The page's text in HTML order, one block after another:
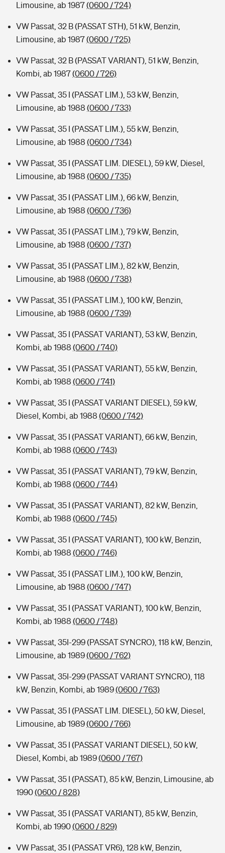
Limousine, ab 1987(0600 / 724)
VW Passat, 32 B (PASSAT STH), 51 kW, Benzin,
Limousine, ab 1987(0600 / 725)
VW Passat, 32 B (PASSAT VARIANT), 51 kW, Benzin,
Kombi, ab 1987(0600 / 726)
VW Passat, 35 I (PASSAT LIM.), 53 kW, Benzin,
Limousine, ab 1988 (0600 / 733)
VW Passat, 35 I (PASSAT LIM.), 55 kW, Benzin,
Limousine, ab 1988 (0600 / 734)
VW Passat, 35 I (PASSAT LIM. DIESEL), 59 kW, Diesel,
Limousine, ab 1988 (0600 / 735)
VW Passat, 35 I (PASSAT LIM.), 66 kW, Benzin,
Limousine, ab 1988 (0600 / 736)
VW Passat, 35 I (PASSAT LIM.), 79 kW, Benzin,
Limousine, ab 1988 (0600 / 737)
VW Passat, 35 I (PASSAT LIM.), 82 kW, Benzin,
Limousine, ab 1988 (0600 / 738)
VW Passat, 35 I (PASSAT LIM.), 100 kW, Benzin,
Limousine, ab 1988 (0600 / 739)
VW Passat, 35 I (PASSAT VARIANT), 53 kW, Benzin,
Kombi, ab 1988 (0600 / 740)
VW Passat, 35 I (PASSAT VARIANT), 55 kW, Benzin,
Kombi, ab 1988 (0600 / 741)
VW Passat, 35 I (PASSAT VARIANT DIESEL), 59 kW,
Diesel, Kombi, ab 1988 (0600 / 742)
VW Passat, 35 I (PASSAT VARIANT), 66 kW, Benzin,
Kombi, ab 1988 (0600 / 743)
VW Passat, 35 I (PASSAT VARIANT), 79 kW, Benzin,
Kombi, ab 1988 (0600 / 744)
VW Passat, 35 I (PASSAT VARIANT), 82 kW, Benzin,
Kombi, ab 1988 (0600 / 745)
VW Passat, 35 I (PASSAT VARIANT), 100 kW, Benzin,
Kombi, ab 1988 (0600 / 746)
VW Passat, 35 I (PASSAT LIM.), 100 kW, Benzin,
Limousine, ab 1988 (0600 / 747)
VW Passat, 35 I (PASSAT VARIANT), 100 kW, Benzin,
Kombi, ab 1988 (0600 / 748)
VW Passat, 35I-299 (PASSAT SYNCRO), 118 kW, Benzin,
Limousine, ab 1989(0600 / 762)
VW Passat, 35I-299 (PASSAT VARIANT SYNCRO), 118
kW, Benzin, Kombi, ab 1989(0600 / 763)
VW Passat, 35 I (PASSAT LIM. DIESEL), 50 kW, Diesel,
Limousine, ab 1989(0600 / 766)
VW Passat, 35 I (PASSAT VARIANT DIESEL), 50 kW,
Diesel, Kombi, ab 1989(0600 / 767)
VW Passat, 35 I (PASSAT), 85 kW, Benzin, Limousine, ab
1990(0600 / 828)
VW Passat, 35 I (PASSAT VARIANT), 85 kW, Benzin,
Kombi, ab 1990(0600 / 829)
VW Passat, 35 I (PASSAT VR6), 128 kW, Benzin,